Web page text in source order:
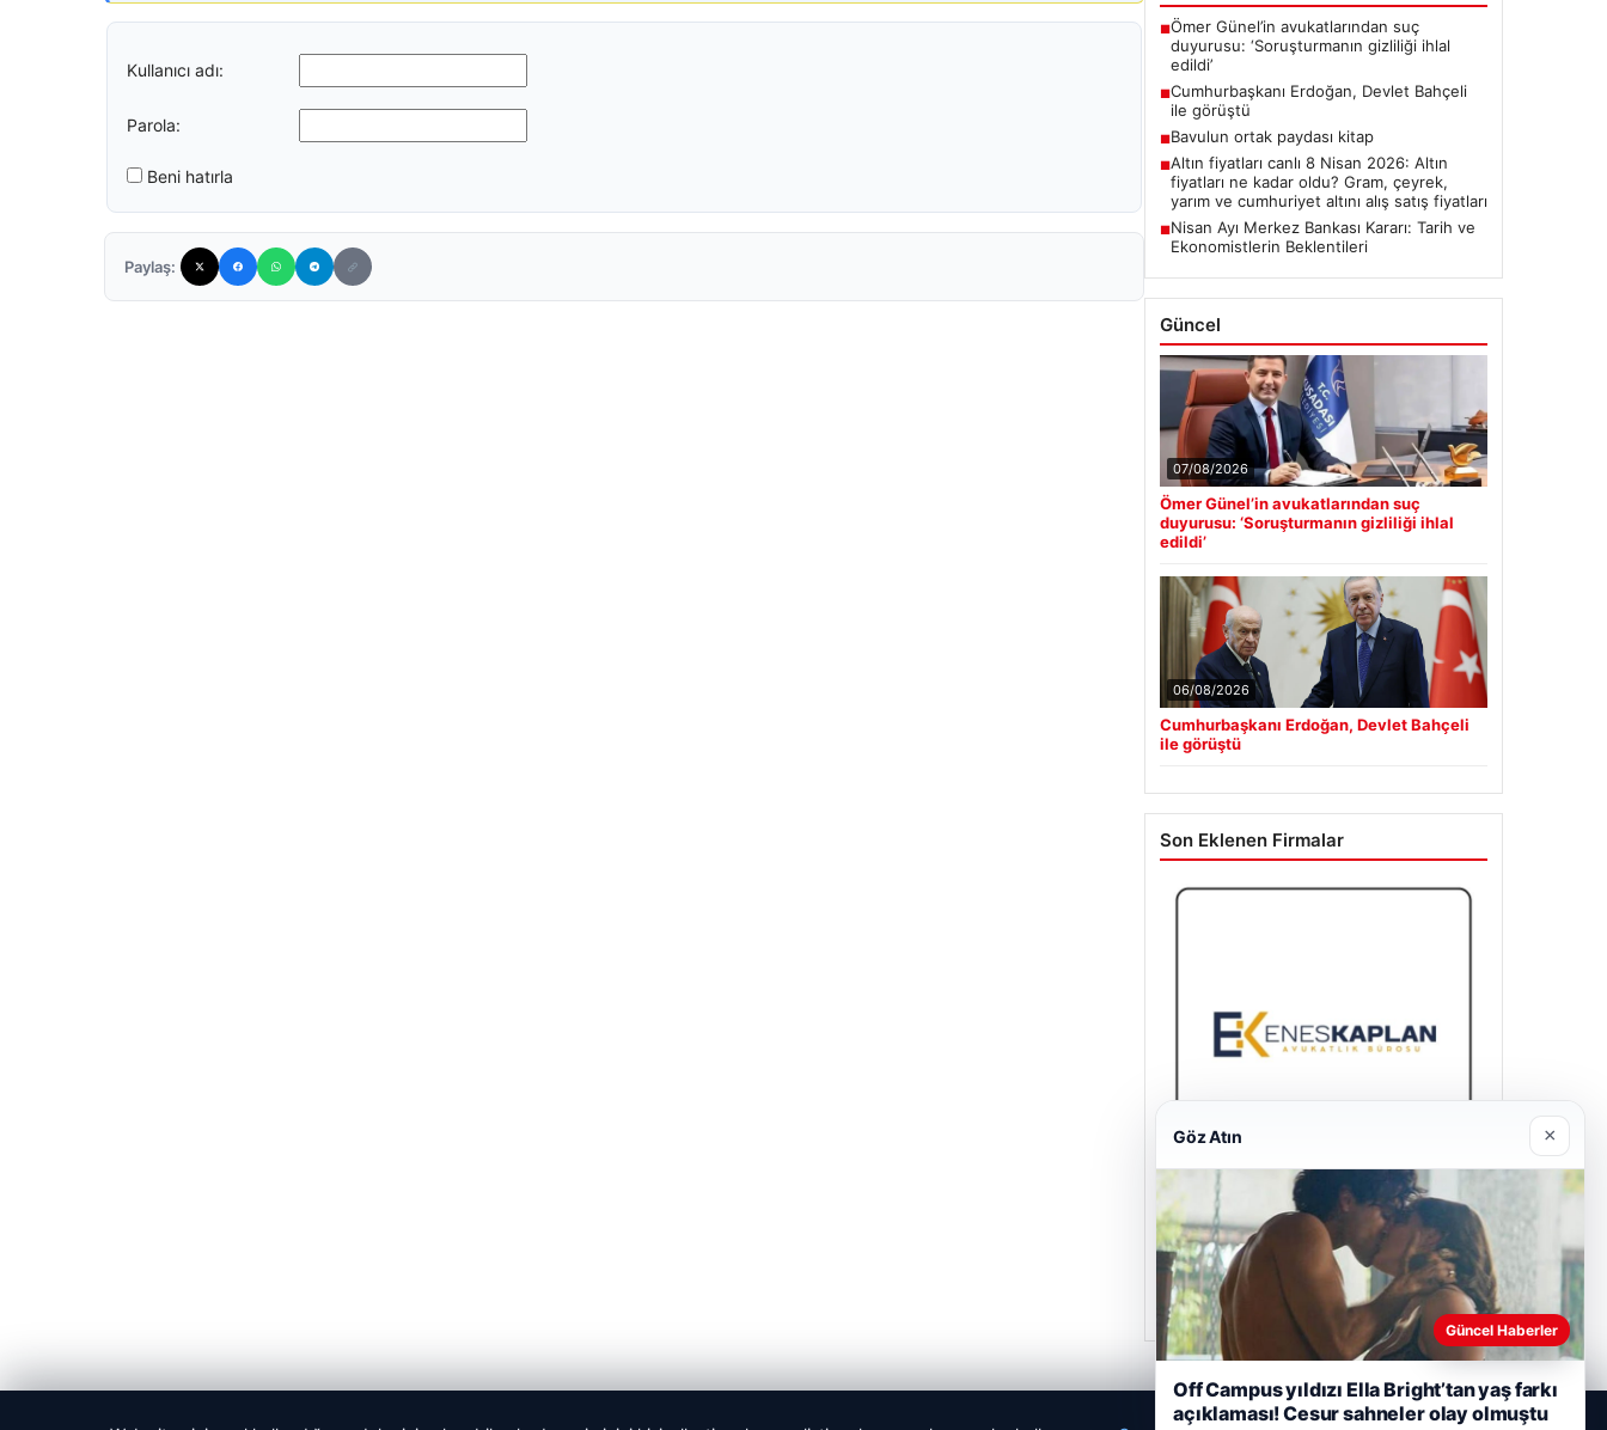
Kullanıcı adı:
Parola:
Beni hatırla
Paylaş:
■Ömer Günel’in avukatlarından suç
duyurusu: ‘Soruşturmanın gizliliği ihlal
edildi’
■Cumhurbaşkanı Erdoğan, Devlet Bahçeli
ile görüştü
■Bavulun ortak paydası kitap
■Altın fiyatları canlı 8 Nisan 2026: Altın
fiyatları ne kadar oldu? Gram, çeyrek,
yarım ve cumhuriyet altını alış satış fiyatları
■Nisan Ayı Merkez Bankası Kararı: Tarih ve
Ekonomistlerin Beklentileri
Güncel
07/08/2026
Ömer Günel’in avukatlarından suç
duyurusu: ‘Soruşturmanın gizliliği ihlal
edildi’
06/08/2026
Cumhurbaşkanı Erdoğan, Devlet Bahçeli
ile görüştü
Son Eklenen Firmalar
Enes Kaplan Avukatlık Bürosu
28/04/2026
Göz Atın ×
Güncel Haberler
Off Campus yıldızı Ella Bright’tan yaş farkı
açıklaması! Cesur sahneler olay olmuştu